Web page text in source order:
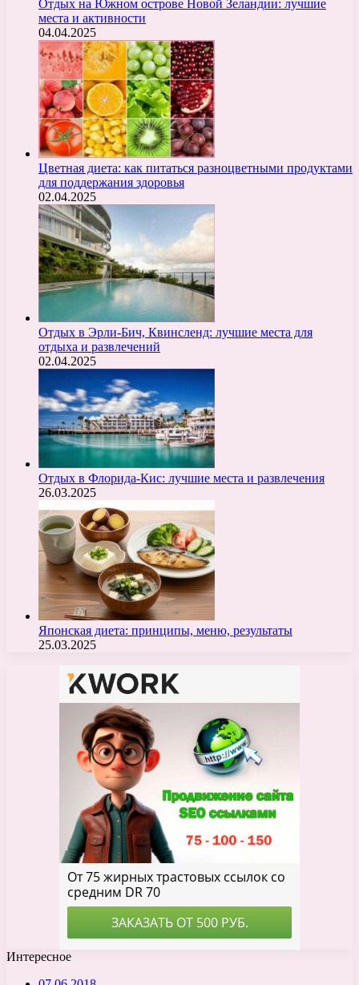
Отдых на Южном острове Новой Зеландии: лучшие
места и активности
04.04.2025
Цветная диета: как питаться разноцветными продуктами
для поддержания здоровья
02.04.2025
Отдых в Эрли-Бич, Квинсленд: лучшие места для
отдыха и развлечений
02.04.2025
Отдых в Флорида-Кис: лучшие места и развлечения
26.03.2025
Японская диета: принципы, меню, результаты
25.03.2025
Интересное